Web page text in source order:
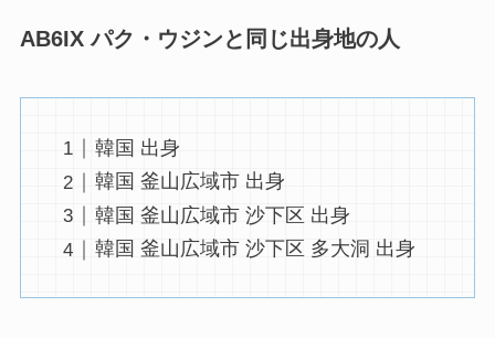
AB6IX パク・ウジンと同じ出身地の人
韓国 出身
韓国 釜山広域市 出身
韓国 釜山広域市 沙下区 出身
韓国 釜山広域市 沙下区 多大洞 出身